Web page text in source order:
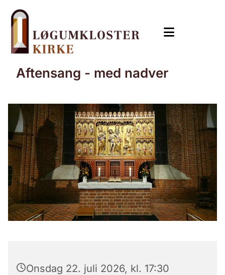
Aftensang - med nadver
Onsdag 22. juli 2026, kl. 17:30